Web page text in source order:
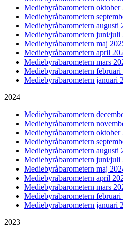
Mediebyråbarometern oktober
Mediebyråbarometern
Mediebyråbarometern augusti
Mediebyråbarometern juni/juli
Mediebyråbarometern maj
Mediebyråbarometern april
Mediebyråbarometern mars
Mediebyråbarometern februari
Mediebyråbarometern januari
2024
Mediebyråbarometern
Mediebyråbarometern
Mediebyråbarometern oktober
Mediebyråbarometern
Mediebyråbarometern augusti
Mediebyråbarometern juni/juli
Mediebyråbarometern maj
Mediebyråbarometern april
Mediebyråbarometern mars
Mediebyråbarometern februari
Mediebyråbarometern januari
2023